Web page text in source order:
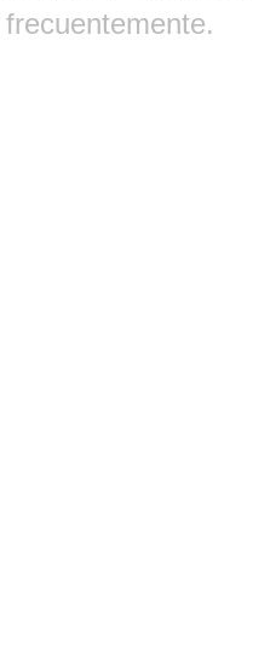
frecuentemente.